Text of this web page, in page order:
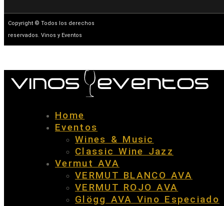
Copyright © Todos los derechos
reservados. Vinos y Eventos
Home
Eventos
Wines & Music
Classic Wine Jazz
Vermut AVA
VERMUT BLANCO AVA
VERMUT ROJO AVA
Glögg AVA Vino Especiado